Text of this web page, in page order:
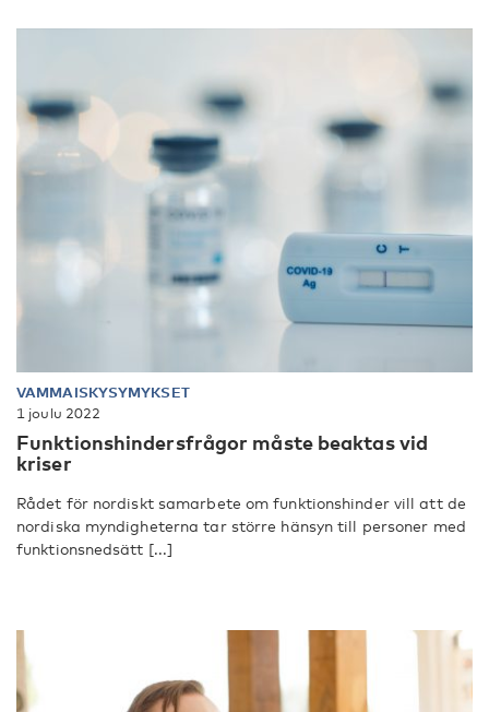
VAMMAISKYSYMYKSET
1 joulu 2022
Funktionshindersfrågor måste beaktas vid
kriser
Rådet för nordiskt samarbete om funktionshinder vill att de
nordiska myndigheterna tar större hänsyn till personer med
funktionsnedsätt [...]